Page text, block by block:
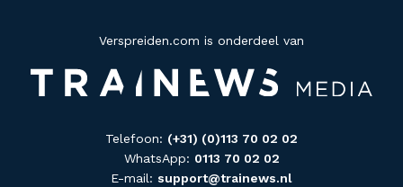
Verspreiden.com is onderdeel van
Telefoon: (+31) (0)113 70 02 02
WhatsApp: 0113 70 02 02
E-mail: support@trainews.nl